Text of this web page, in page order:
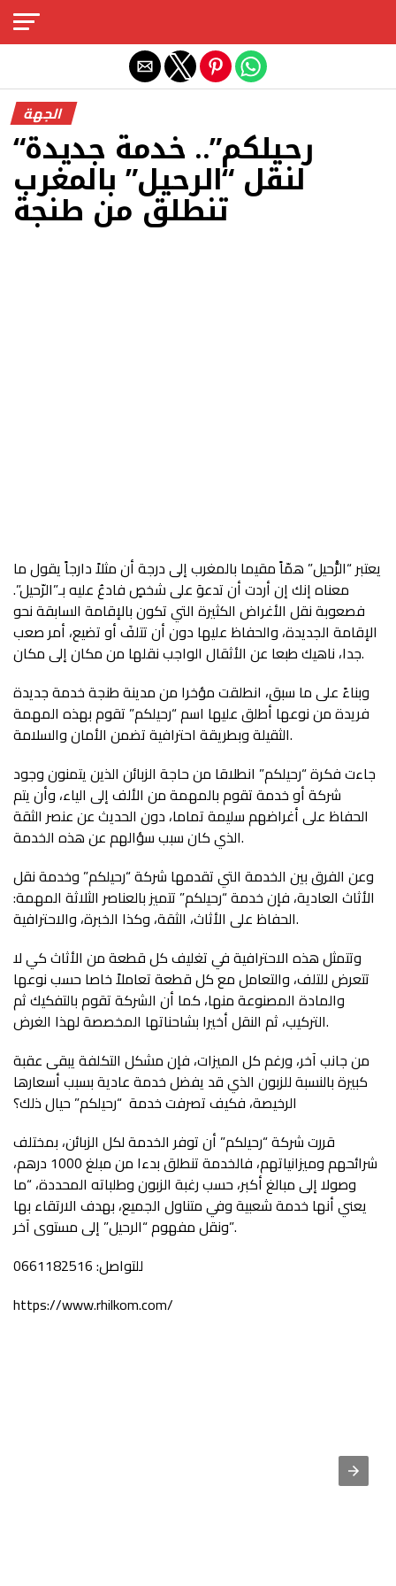
الجهة
“رحيلكم”.. خدمة جديدة
لنقل “الرحيل” بالمغرب
تنطلق من طنجة
يعتبر “الرّْحيل” همّاً مقيما بالمغرب إلى درجة أن مثلاً دارجاً يقول ما
معناه إنك إن أردت أن تدعوَ على شخصٍ فادعُ عليه بـ”الرّحيل”.
فصعوبة نقل الأغراض الكثيرة التي تكون بالإقامة السابقة نحو
الإقامة الجديدة، والحفاظ عليها دون أن تتلفَ أو تضيع، أمر صعب
جدا، ناهيك طبعا عن الأثقال الواجب نقلها من مكان إلى مكان.
وبناءً على ما سبق، انطلقت مؤخرا من مدينة طنجة خدمة جديدة
فريدة من نوعها أطلق عليها اسم “رحيلكم” تقوم بهذه المهمة
الثقيلة وبطريقة احترافية تضمن الأمان والسلامة.
جاءت فكرة “رحيلكم” انطلاقا من حاجة الزبائن الذين يتمنون وجود
شركة أو خدمة تقوم بالمهمة من الألف إلى الياء، وأن يتم
الحفاظ على أغراضهم سليمة تماما، دون الحديث عن عنصر الثقة
الذي كان سبب سؤالهم عن هذه الخدمة.
وعن الفرق بين الخدمة التي تقدمها شركة “رحيلكم” وخدمة نقل
الأثاث العادية، فإن خدمة “رحيلكم” تتميز بالعناصر الثلاثة المهمة:
الحفاظ على الأثاث، الثقة، وكذا الخبرة، والاحترافية.
وتتمثل هذه الاحترافية في تغليف كل قطعة من الأثاث كي لا
تتعرض للتلف، والتعامل مع كل قطعة تعاملاً خاصا حسب نوعها
والمادة المصنوعة منها، كما أن الشركة تقوم بالتفكيك ثم
التركيب، ثم النقل أخيرا بشاحناتها المخصصة لهذا الغرض.
من جانب آخر، ورغم كل الميزات، فإن مشكل التكلفة يبقى عقبة
كبيرة بالنسبة للزبون الذي قد يفضل خدمة عادية بسبب أسعارها
الرخيصة، فكيف تصرفت خدمة “رحيلكم” حيال ذلك؟
قررت شركة “رحيلكم” أن توفر الخدمة لكل الزبائن، بمختلف
شرائحهم وميزانياتهم، فالخدمة تنطلق بدءا من مبلغ 1000 درهم،
وصولا إلى مبالغ أكبر، حسب رغبة الزبون وطلباته المحددة، “ما
يعني أنها خدمة شعبية وفي متناول الجميع، بهدف الارتقاء بها
ونقل مفهوم “الرحيل” إلى مستوى آخر”.
للتواصل: 0661182516
https://www.rhilkom.com/